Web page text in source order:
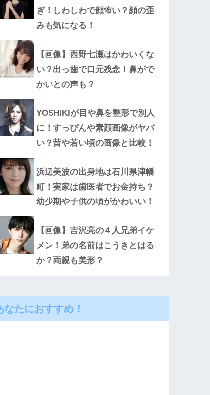
ぎ！しわしわで顔怖い？顔の歪
みも気になる！
【画像】西野七瀬はかわいくな
い？出っ歯で口元残念！鼻がで
かいとの声も？
YOSHIKIが目や鼻を整形で別人
に！すっぴんや素顔画像がヤバ
い？昔や若い頃の画像と比較！
浜辺美波の出身地は石川県津幡
町！実家は歯医者でお金持ち？
幼少期や子供の頃がかわいい！
【画像】吉沢亮の４人兄弟イケ
メン！弟の名前はこうきとはる
か？両親も美形？
なたにおすすめ！